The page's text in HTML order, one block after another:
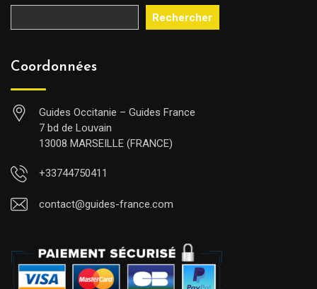
Rechercher
Coordonnées
Guides Occitanie – Guides France
7 bd de Louvain
13008 MARSEILLE (FRANCE)
+33744750411
contact@guides-france.com